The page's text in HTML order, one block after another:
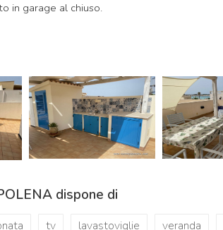
in garage al chiuso.
dispone di
tv lavastoviglie veranda